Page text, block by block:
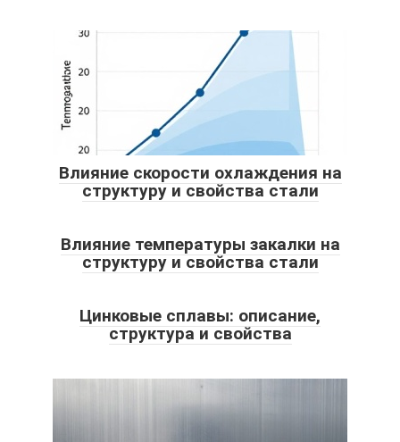
Влияние скорости охлаждения на
структуру и свойства стали
Влияние температуры закалки на
структуру и свойства стали
Цинковые сплавы: описание,
структура и свойства